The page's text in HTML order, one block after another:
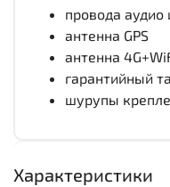
провода аудио
антенна GPS
антенна
гарантийный
шурупы
Характеристики